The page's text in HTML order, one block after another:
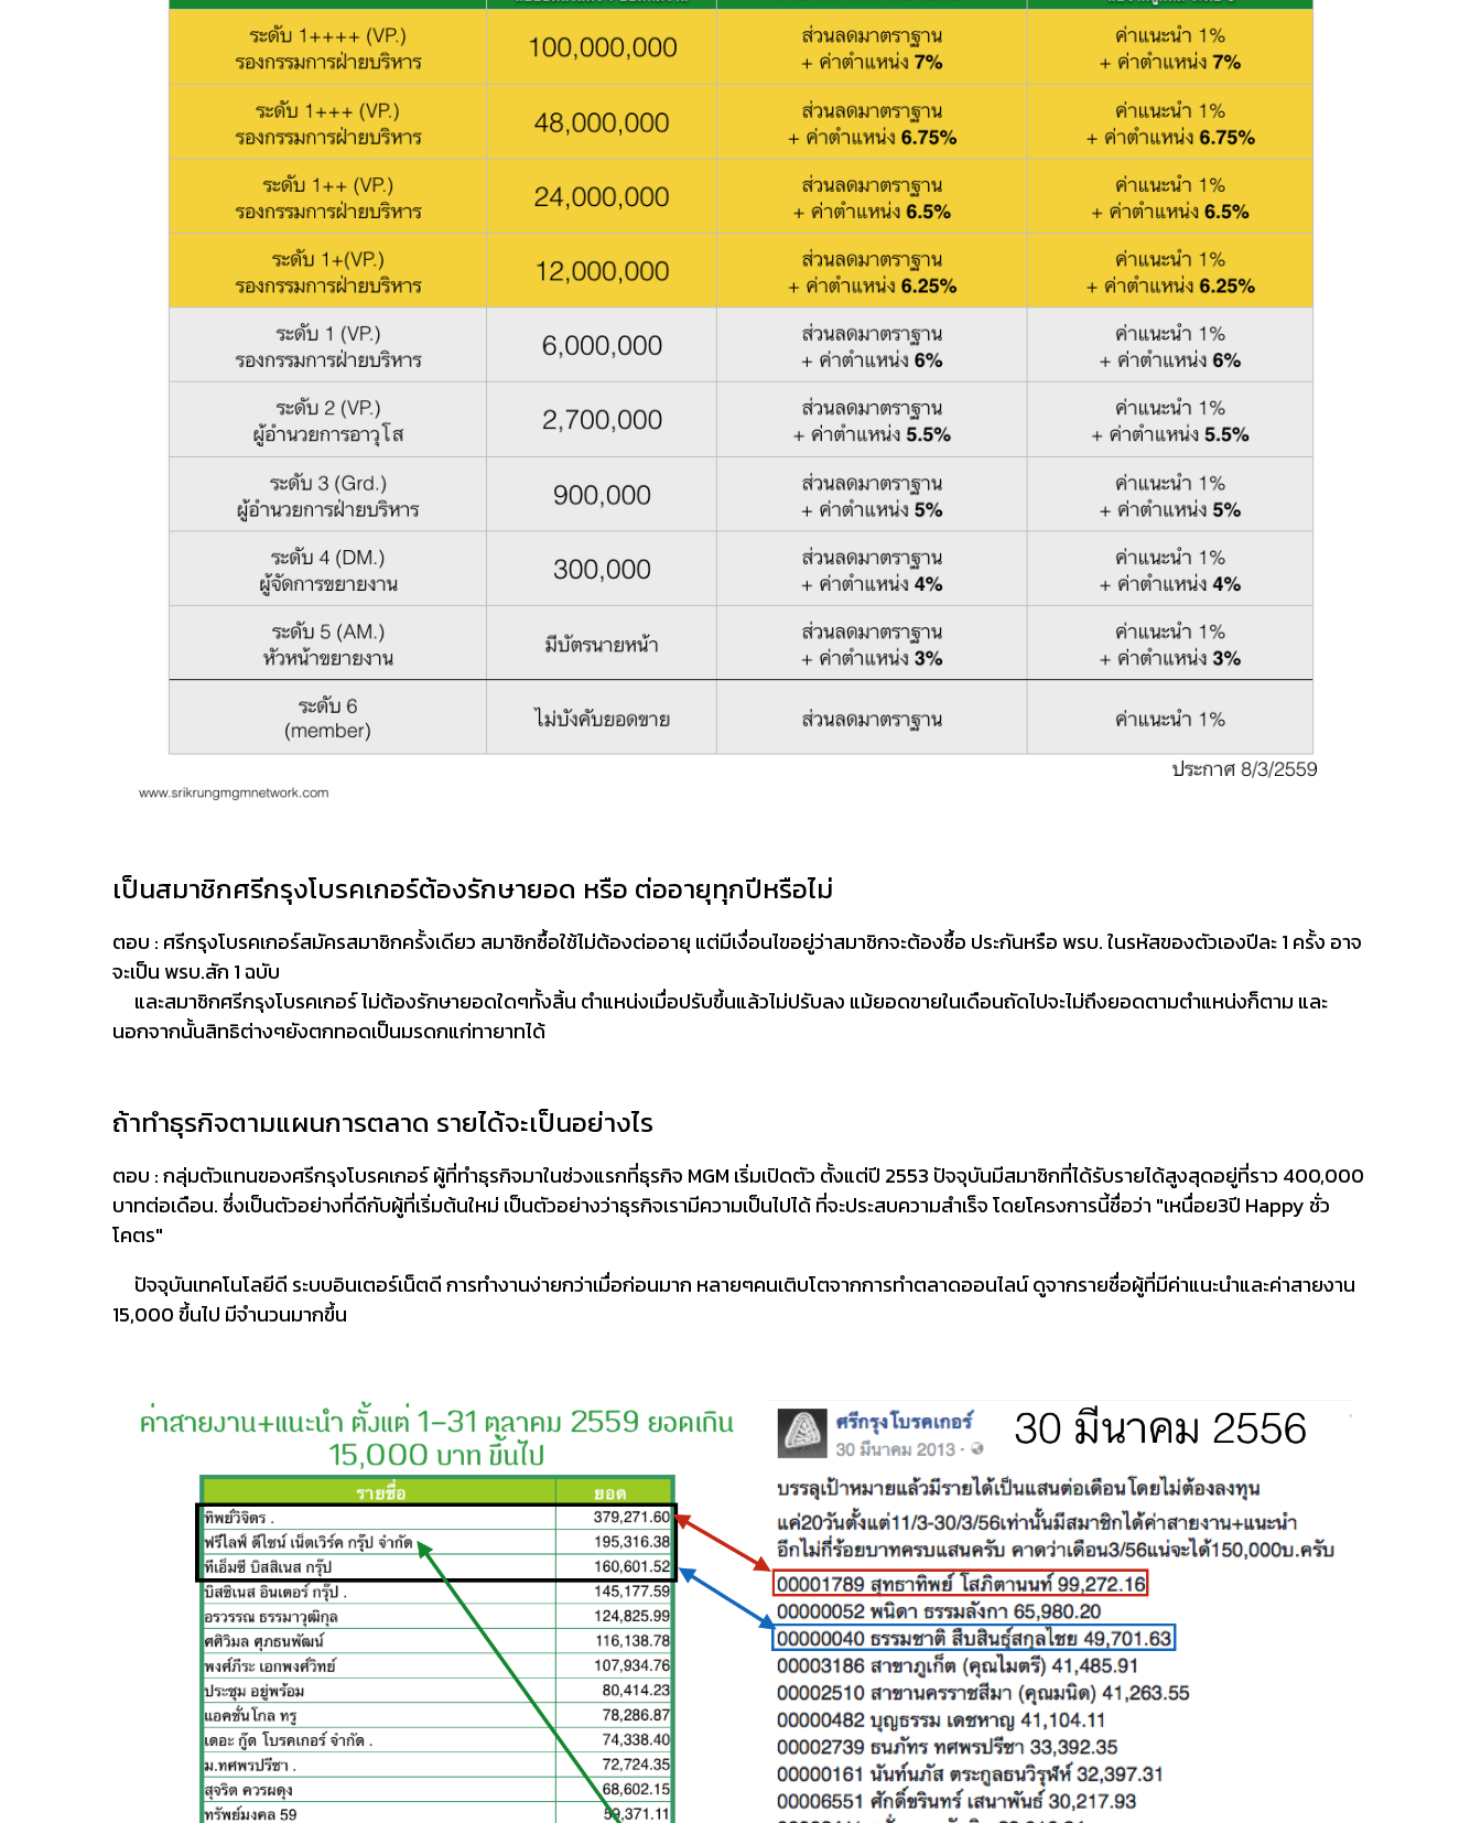
เป็นสมาชิกศรีกรุงโบรคเกอร์ต้องรักษายอด หรือ ต่ออายุทุกปีหรือไม่
ตอบ : ศรีกรุงโบรคเกอร์สมัครสมาชิกครั้งเดียว สมาชิกซื้อใช้ไม่ต้องต่ออายุ แต่มีเงื่อนไขอยู่ว่าสมาชิกจะต้องซื้อ ประกันหรือ พรบ. ในรหัสของตัวเองปีละ 1 ครั้ง อาจ
จะเป็น พรบ.สัก 1 ฉบับ
และสมาชิกศรีกรุงโบรคเกอร์ ไม่ต้องรักษายอดใดๆทั้งสิ้น ตำแหน่งเมื่อปรับขึ้นแล้วไม่ปรับลง แม้ยอดขายในเดือนถัดไปจะไม่ถึงยอดตามตำแหน่งก็ตาม และ
นอกจากนั้นสิทธิต่างๆยังตกทอดเป็นมรดกแก่ทายาทได้
ถ้าทำธุรกิจตามแผนการตลาด รายได้จะเป็นอย่างไร
ตอบ : กลุ่มตัวแทนของศรีกรุงโบรคเกอร์ ผู้ที่ทำธุรกิจมาในช่วงแรกที่ธุรกิจ MGM เริ่มเปิดตัว ตั้งแต่ปี 2553 ปัจจุบันมีสมาชิกที่ได้รับรายได้สูงสุดอยู่ที่ราว 400,000
บาทต่อเดือน. ซึ่งเป็นตัวอย่างที่ดีกับผู้ที่เริ่มต้นใหม่ เป็นตัวอย่างว่าธุรกิจเรามีความเป็นไปได้ ที่จะประสบความสำเร็จ โดยโครงการนี้ชื่อว่า "เหนื่อย3ปี Happy ชั่ว
โคตร"
ปัจจุบันเทคโนโลยีดี ระบบอินเตอร์เน็ตดี การทำงานง่ายกว่าเมื่อก่อนมาก หลายๆคนเติบโตจากการทำตลาดออนไลน์ ดูจากรายชื่อผู้ที่มีค่าแนะนำและค่าสายงาน
15,000 ขึ้นไป มีจำนวนมากขึ้น